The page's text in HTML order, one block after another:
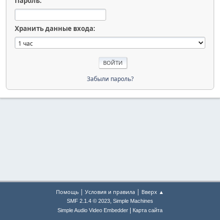
Хранить данные входа:
Забыли пароль?
Помощь | Условия и правила | Вверх ▲
SMF 2.1.4 © 2023, Simple Machines
Simple Audio Video Embedder
Карта сайта